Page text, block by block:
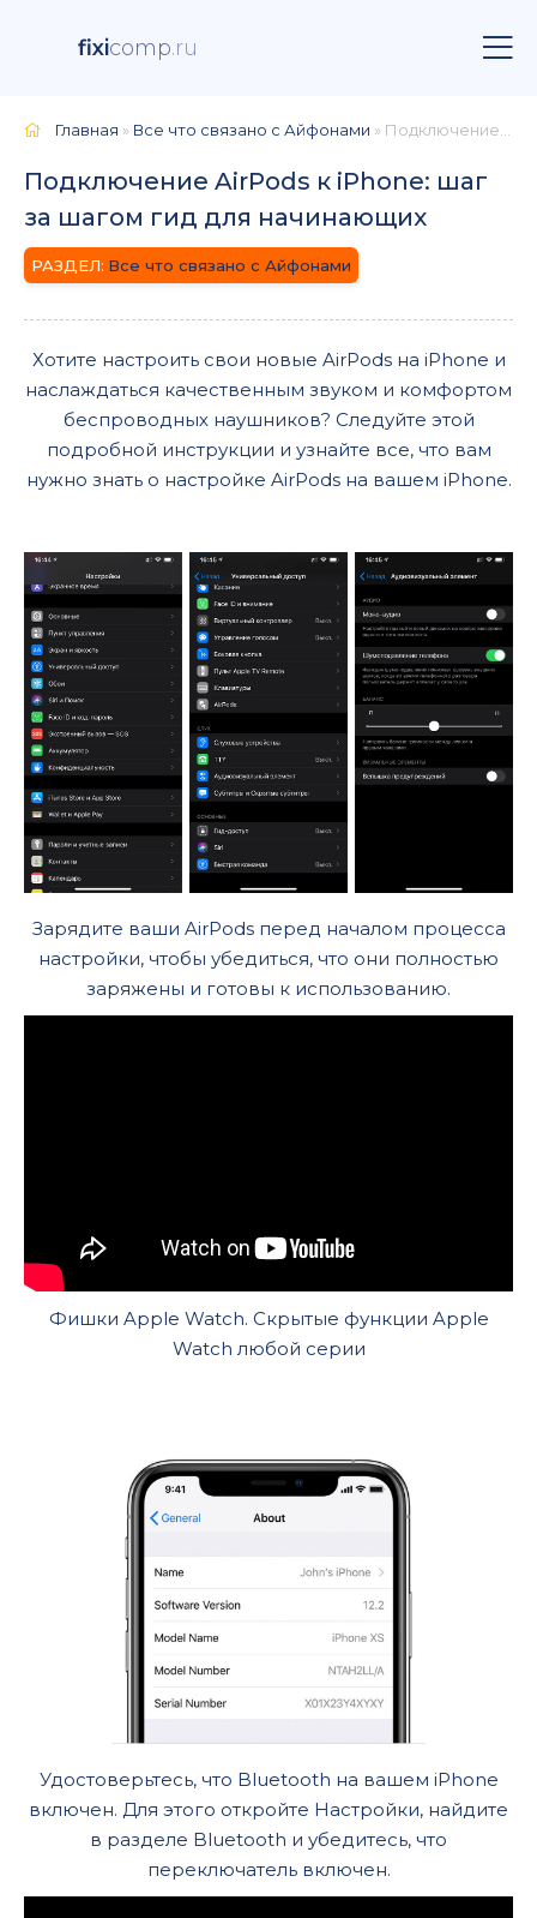
fixicomp.ru
Главная » Все что связано с Айфонами » Подключение AirPods к iPhone: шаг за шагом гид для начинающих
Подключение AirPods к iPhone: шаг
за шагом гид для начинающих
Все что связано с Айфонами
Хотите настроить свои новые AirPods на iPhone и
наслаждаться качественным звуком и комфортом
беспроводных наушников? Следуйте этой
подробной инструкции и узнайте все, что вам
нужно знать о настройке AirPods на вашем iPhone.
Зарядите ваши AirPods перед началом процесса
настройки, чтобы убедиться, что они полностью
заряжены и готовы к использованию.
Фишки Apple Watch. Скрытые функции Apple
Watch любой серии
Удостоверьтесь, что Bluetooth на вашем iPhone
включен. Для этого откройте Настройки, найдите
в разделе Bluetooth и убедитесь, что
переключатель включен.